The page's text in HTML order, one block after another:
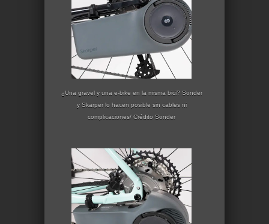
¿Una gravel y una e-bike en la misma bici? Sonder
y Skarper lo hacen posible sin cables ni
complicaciones/ Crédito Sonder